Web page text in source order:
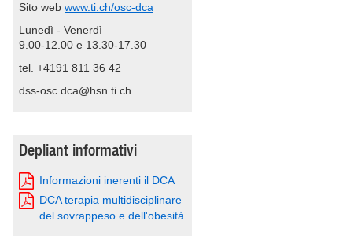
Sito web www.ti.ch/osc-dca
Lunedì - Venerdì
9.00-12.00 e 13.30-17.30
tel. +4191 811 36 42
dss-osc.dca@hsn.ti.ch
Depliant informativi
Informazioni inerenti il DCA
DCA terapia multidisciplinare
del sovrappeso e dell'obesità